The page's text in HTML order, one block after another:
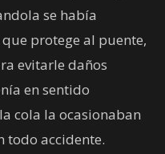
se había
protege al puente,
evitarle daños
en sentido
cola la ocasionaban
todo accidente.